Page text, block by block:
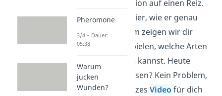
ablaufende Reaktion auf einen Reiz.
Wir erklären dir hier, wie er genau
abläuft. Außerdem zeigen wir dir
anhand von Beispielen, welche Arten
du unterscheiden kannst. Heute
schon zu viel gelesen? Kein Problem,
wir haben ein kurzes Video für dich
Pheromone
3/4 – Dauer:
05:38
Warum
jucken
Wunden?